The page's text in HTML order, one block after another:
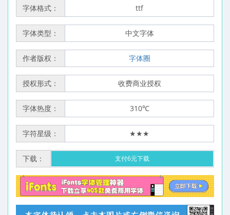
字体格式： ttf
字体类型： 中文字体
作者版权： 字体圈
授权形式： 收费商业授权
字体热度： 310℃
字符星级： ★★★
下载： 支付6元下载